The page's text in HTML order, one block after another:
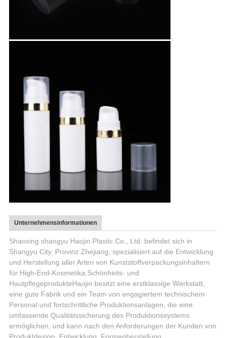
Unternehmensinformationen
Shaoxing shangyu Haojin Plastic Co., Ltd. befindet sich in
Shangyu City, Provinz Zhejiang, spezialisiert auf die Entwicklung
und Herstellung aller Arten von Kunststoffverpackungsinhaltern
für High-End-Kosmetika,Schönheits- und
HautpflegeprodukteHaojin besitzt eine erstklassige Werkstatt,
eine gute Fabrik und ein Team von engagiertem technischem
Personal.und fortschrittliche Produktionsanlagen, die eine
umfassende Qualitätssicherung des Produktionssystems
ermöglichen, und kann nach den Anforderungen der Kunden von